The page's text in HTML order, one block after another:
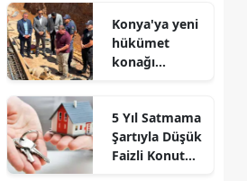
Konya'ya yeni
hükümet
konağı
5 Yıl Satmama
Şartıyla Düşük
Faizli Konut